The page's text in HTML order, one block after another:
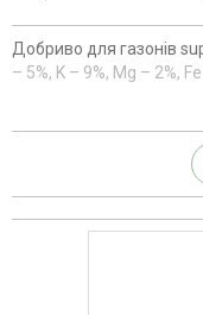
Добриво для газонів
– 5%, K – 9%, Mg – 2%,